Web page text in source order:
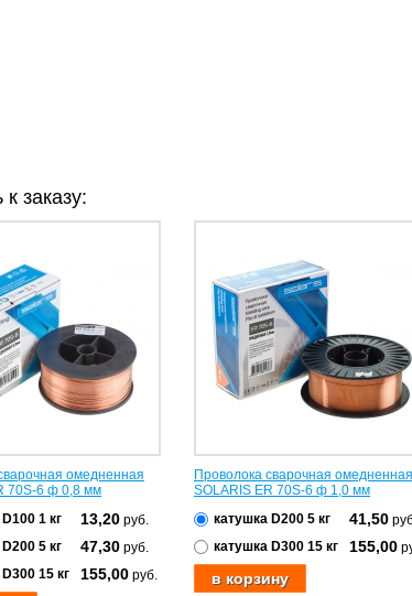
заказу:
омедненная
70S-6 ф 0,8 мм
1 кг
13,20 руб.
5 кг
47,30 руб.
15 кг
155,00 руб.
Проволока сварочная омедненная
SOLARIS ER 70S-6 ф 1,0 мм
катушка D200 5 кг
41,50
катушка D300 15 кг
155,00